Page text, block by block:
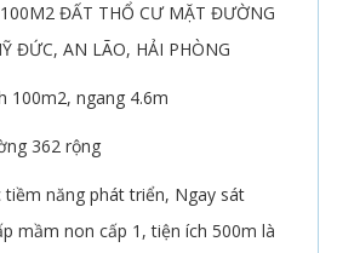
ĐẤT THỔ CƯ MẶT ĐƯỜNG
ĐỨC, AN LÃO, HẢI PHÒNG
100m2, ngang 4.6m
362 rộng
tiềm năng phát triển, Ngay sát
mầm non cấp 1, tiện ích 500m là